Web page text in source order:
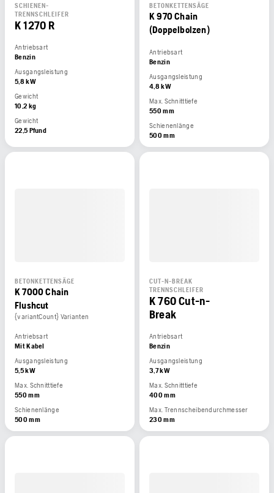
SCHIENEN-
TRENNSCHLEIFER
K 1270 R
Antriebsart
Benzin
Ausgangsleistung
5,8 kW
Gewicht
10,2 kg
Gewicht
22,5 Pfund
BETONKETTENSÄGE
K 970 Chain
(Doppelbolzen)
Antriebsart
Benzin
Ausgangsleistung
4,8 kW
Max. Schnitttiefe
550 mm
Schienenlänge
500 mm
BETONKETTENSÄGE
K 7000 Chain
Flushcut
{variantCount} Varianten
Antriebsart
Mit Kabel
Ausgangsleistung
5,5 kW
Max. Schnitttiefe
550 mm
Schienenlänge
500 mm
CUT-N-BREAK
TRENNSCHLEIFER
K 760 Cut-n-
Break
Antriebsart
Benzin
Ausgangsleistung
3,7 kW
Max. Schnitttiefe
400 mm
Max. Trennscheibendurchmesser
230 mm